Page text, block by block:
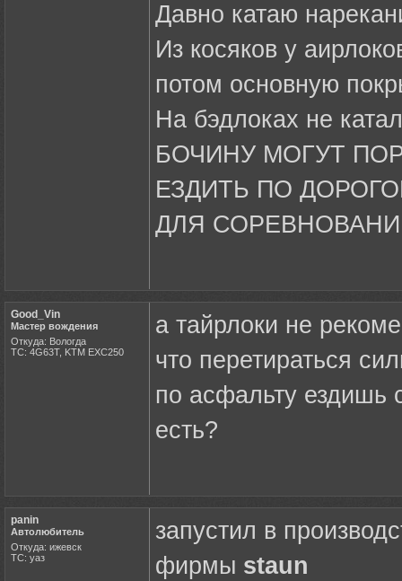
Давно катаю
Из косяков у
потом основную
На бэдлоках не
БОЧИНУ МОГУТ
ЕЗДИТЬ ПО
ДЛЯ
Good_Vin
Мастер вождения
Откуда: Вологда
ТС: 4G63T, KTM EXC250
а тайрлоки не
что перетираться
по асфальту ездишь
есть?
panin
Автолюбитель
Откуда: ижевск
ТС: уаз
запустил в
фирмы staun